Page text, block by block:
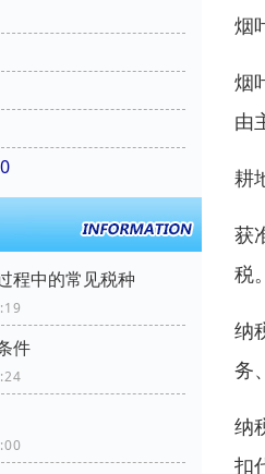
0
程中的常见税种
件
烟
烟
由
耕
获
税
纳
务
纳
扣